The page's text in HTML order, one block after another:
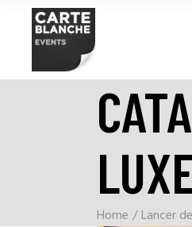
Home Lancer